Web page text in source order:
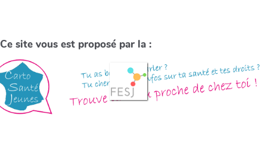
Ce site vous est proposé par la :